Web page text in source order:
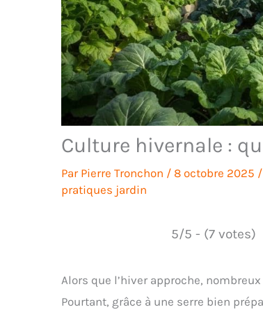
Culture hivernale :
Par Pierre Tronchon / 8 octobre 2025 /
pratiques jardin
5/5 - (7 votes)
Alors que l’hiver approche,
Pourtant, grâce à une serre bien